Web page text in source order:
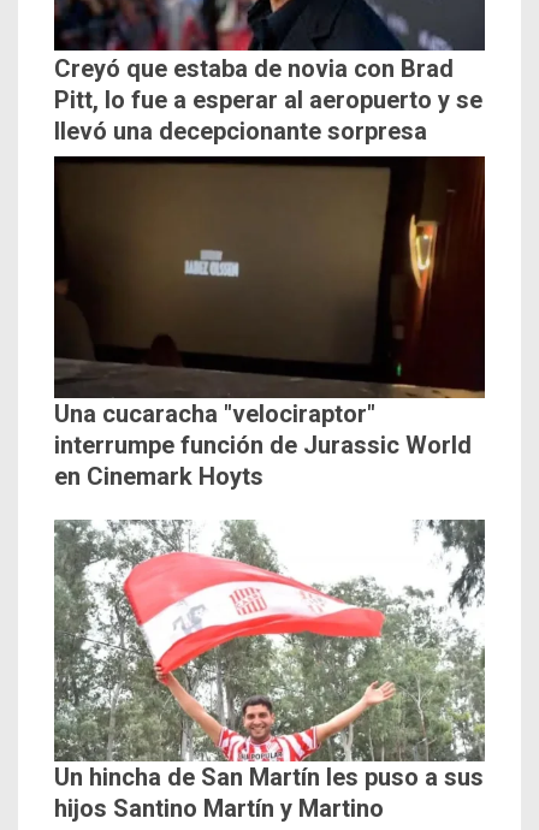
Creyó que estaba de novia con Brad
Pitt, lo fue a esperar al aeropuerto y se
llevó una decepcionante sorpresa
Una cucaracha "velociraptor"
interrumpe función de Jurassic World
en Cinemark Hoyts
Un hincha de San Martín les puso a sus
hijos Santino Martín y Martino